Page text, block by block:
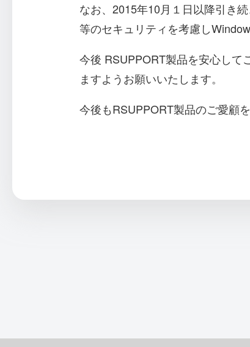
なお、2015年10月１日以降引き
等のセキュリティを考慮し
今後 RSUPPORT製品を安心して
ますようお願いいたします。
今後もRSUPPORT製品のご愛顧